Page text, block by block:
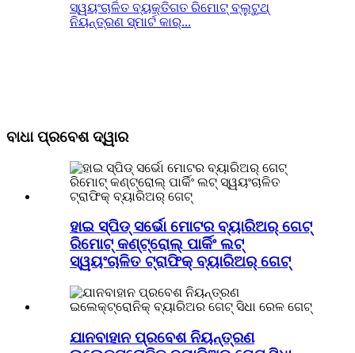
ସ୍ୱୟଂଚାଳିତ ବ୍ୟକ୍ତିଗତ ରିମୋଟ୍ ବ୍ଲୁଟୁଥ୍
ନିୟନ୍ତ୍ରଣ ସ୍ମାର୍ଟ କାର୍...
ବାଧା ପ୍ରବେଶ ଦ୍ୱାର
ହାଇ ସ୍ପିଡ୍ ସର୍ଭୋ ମୋଟର ବ୍ୟାରିଅର୍ ଗେଟ୍
ରିମୋଟ୍ କଣ୍ଟ୍ରୋଲ୍ ପାର୍କିଂ ଲଟ୍
ସ୍ୱୟଂଚାଳିତ ଟ୍ରାଫିକ୍ ବ୍ୟାରିଅର୍ ଗେଟ୍
ଯାନବାହାନ ପ୍ରବେଶ ନିୟନ୍ତ୍ରଣ